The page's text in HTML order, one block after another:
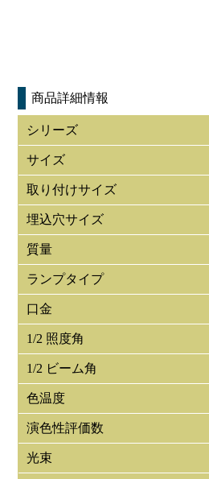
商品詳細情報
シリーズ
サイズ
取り付けサイズ
埋込穴サイズ
質量
ランプタイプ
口金
1/2 照度角
1/2 ビーム角
色温度
演色性評価数
光束